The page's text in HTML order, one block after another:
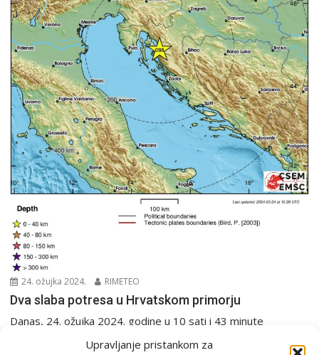
Upravljanje pristankom za
24. ožujka 2024. RIMETEO
Dva slaba potresa u Hrvatskom primorju
Danas, 24. ožujka 2024. godine u 10 sati i 43 minute
seizmografi Seizmološke službe zabilježili su...